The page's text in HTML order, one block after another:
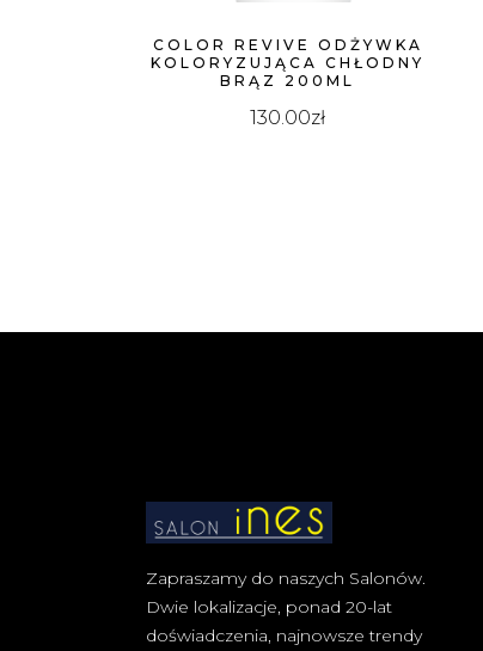
COLOR REVIVE ODŻYWKA
KOLORYZUJĄCA CHŁODNY
BRĄZ 200ML
130.00zł
Zapraszamy do naszych Salonów.
Dwie lokalizacje, ponad 20-lat
doświadczenia, najnowsze trendy